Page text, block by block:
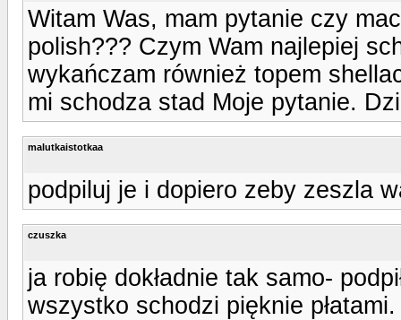
Witam Was, mam pytanie czy
polish??? Czym Wam najlepiej
wykańczam również topem
mi schodza stad Moje pytanie.
malutkaistotkaa
podpiluj je i dopiero zeby zeszla
czuszka
ja robię dokładnie tak samo-
wszystko schodzi pięknie płatami.